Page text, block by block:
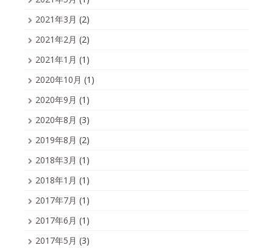
2021年3月 (2)
2021年2月 (2)
2021年1月 (1)
2020年10月 (1)
2020年9月 (1)
2020年8月 (3)
2019年8月 (2)
2018年3月 (1)
2018年1月 (1)
2017年7月 (1)
2017年6月 (1)
2017年5月 (3)